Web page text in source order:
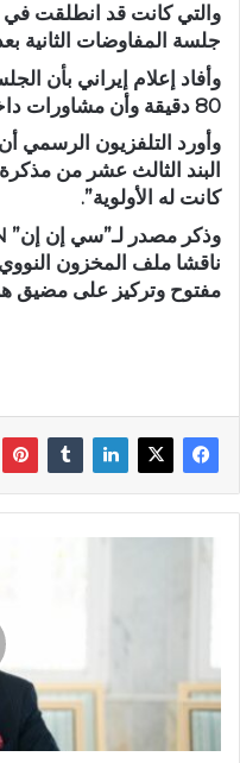
والتي كانت قد انطلقت في
جلسة المفاوضات الثانية
وأفاد إعلام إيراني بأن
80 دقيقة وأن مشاورات داخلية جرت بعدها.
وأورد التلفزيون الرسمي
البند الثالث عشر من مذكرة
كانت له الأولوية”.
ناقشا ملف المخزون
مفتوح وتركيز على مضيق